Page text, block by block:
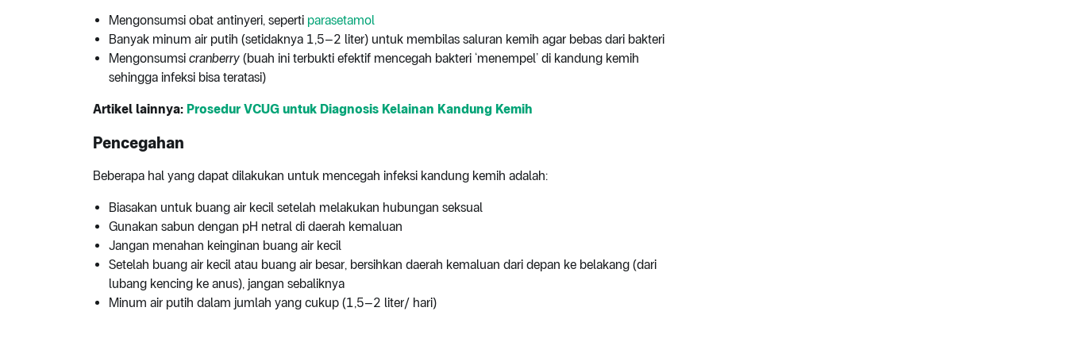
Mengonsumsi obat antinyeri, seperti parasetamol
Banyak minum air putih (setidaknya 1,5–2 liter) untuk membilas saluran kemih agar bebas dari bakteri
Mengonsumsi cranberry (buah ini terbukti efektif mencegah bakteri ‘menempel’ di kandung kemih
sehingga infeksi bisa teratasi)
Artikel lainnya: Prosedur VCUG untuk Diagnosis Kelainan Kandung Kemih
Pencegahan
Beberapa hal yang dapat dilakukan untuk mencegah infeksi kandung kemih adalah:
Biasakan untuk buang air kecil setelah melakukan hubungan seksual
Gunakan sabun dengan pH netral di daerah kemaluan
Jangan menahan keinginan buang air kecil
Setelah buang air kecil atau buang air besar, bersihkan daerah kemaluan dari depan ke belakang (dari
lubang kencing ke anus), jangan sebaliknya
Minum air putih dalam jumlah yang cukup (1,5–2 liter/ hari)